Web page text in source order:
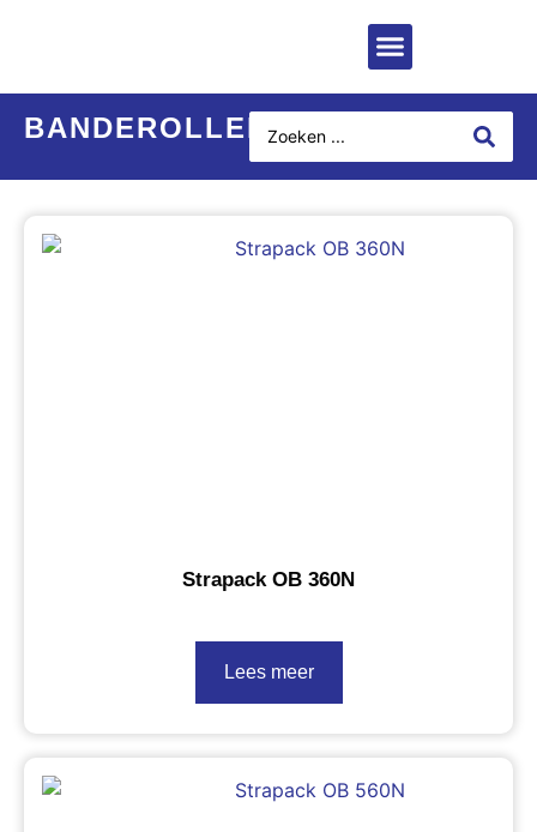
BANDEROLLEERMACHINE
Strapack OB 360N
Lees meer